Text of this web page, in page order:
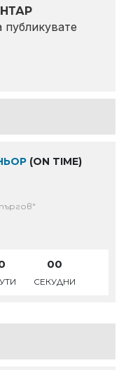
публикувате
(ON TIME)
00
СЕКУДНИ